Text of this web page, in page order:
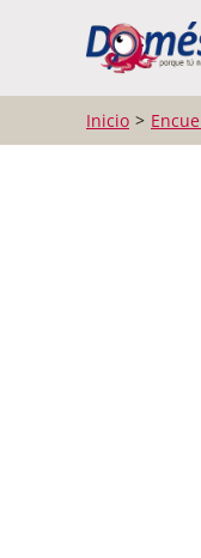
Inicio